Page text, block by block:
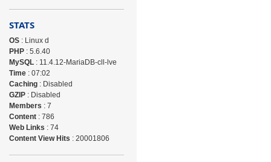
STATS
OS: Linux d
PHP: 5.6.40
MySQL: 11.4.12-MariaDB-cll-lve
Time: 07:02
Caching: Disabled
GZIP: Disabled
Members : 7
Content: 786
Web Links : 74
Content View Hits : 20001806